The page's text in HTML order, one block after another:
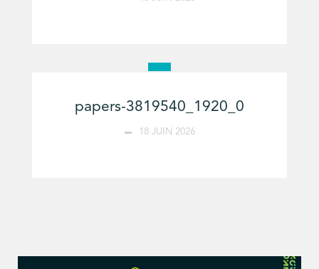
papers-3819540_1920_0
18 JUIN 2026